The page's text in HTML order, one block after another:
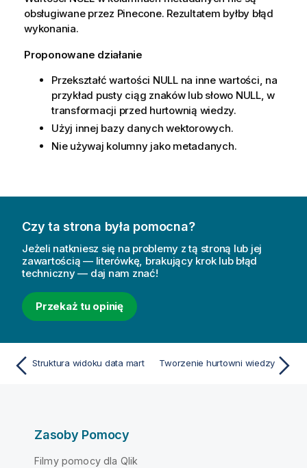
obsługiwane przez Pinecone. Rezultatem byłby błąd
wykonania.
Proponowane działanie
Przekształć wartości NULL na inne wartości, na
przykład pusty ciąg znaków lub słowo NULL, w
transformacji przed hurtownią wiedzy.
Użyj innej bazy danych wektorowych.
Nie używaj kolumny jako metadanych.
Czy ta strona była pomocna?
Jeżeli natkniesz się na problemy z tą stroną lub jej
zawartością — literówkę, brakujący krok lub błąd
techniczny — daj nam znać!
Przekaż tu opinię
Struktura widoku data mart Tworzenie hurtowni wiedzy
Zasoby Pomocy
Filmy pomocy dla Qlik